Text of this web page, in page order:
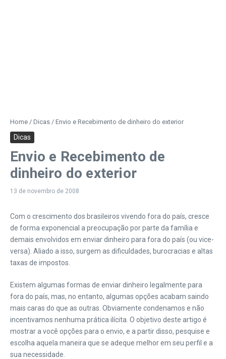
Home / Dicas / Envio e Recebimento de dinheiro do exterior
Dicas
Envio e Recebimento de
dinheiro do exterior
13 de novembro de 2008
Com o crescimento dos brasileiros vivendo fora do país, cresce
de forma exponencial a preocupação por parte da família e
demais envolvidos em enviar dinheiro para fora do país (ou vice-
versa). Aliado a isso, surgem as dificuldades, burocracias e altas
taxas de impostos.
Existem algumas formas de enviar dinheiro legalmente para
fora do país, mas, no entanto, algumas opções acabam saindo
mais caras do que as outras. Obviamente condenamos e não
incentivamos nenhuma prática ilícita. O objetivo deste artigo é
mostrar a você opções para o envio, e a partir disso, pesquise e
escolha aquela maneira que se adeque melhor em seu perfil e a
sua necessidade.